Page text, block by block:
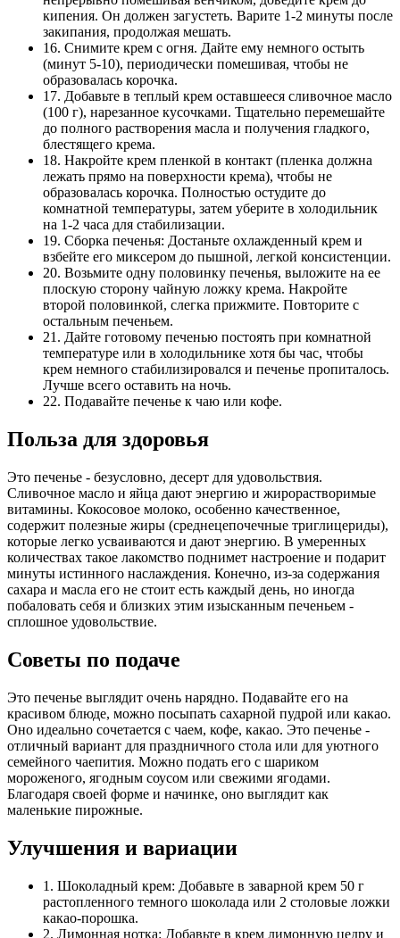
кипения. Он должен загустеть. Варите 1-2 минуты после
закипания, продолжая мешать.
16. Снимите крем с огня. Дайте ему немного остыть
(минут 5-10), периодически помешивая, чтобы не
образовалась корочка.
17. Добавьте в теплый крем оставшееся сливочное масло
(100 г), нарезанное кусочками. Тщательно перемешайте
до полного растворения масла и получения гладкого,
блестящего крема.
18. Накройте крем пленкой в контакт (пленка должна
лежать прямо на поверхности крема), чтобы не
образовалась корочка. Полностью остудите до
комнатной температуры, затем уберите в холодильник
на 1-2 часа для стабилизации.
19. Сборка печенья: Достаньте охлажденный крем и
взбейте его миксером до пышной, легкой консистенции.
20. Возьмите одну половинку печенья, выложите на ее
плоскую сторону чайную ложку крема. Накройте
второй половинкой, слегка прижмите. Повторите с
остальным печеньем.
21. Дайте готовому печенью постоять при комнатной
температуре или в холодильнике хотя бы час, чтобы
крем немного стабилизировался и печенье пропиталось.
Лучше всего оставить на ночь.
22. Подавайте печенье к чаю или кофе.
Польза для здоровья
Это печенье - безусловно, десерт для удовольствия.
Сливочное масло и яйца дают энергию и жирорастворимые
витамины. Кокосовое молоко, особенно качественное,
содержит полезные жиры (среднецепочечные триглицериды),
которые легко усваиваются и дают энергию. В умеренных
количествах такое лакомство поднимет настроение и подарит
минуты истинного наслаждения. Конечно, из-за содержания
сахара и масла его не стоит есть каждый день, но иногда
побаловать себя и близких этим изысканным печеньем -
сплошное удовольствие.
Советы по подаче
Это печенье выглядит очень нарядно. Подавайте его на
красивом блюде, можно посыпать сахарной пудрой или какао.
Оно идеально сочетается с чаем, кофе, какао. Это печенье -
отличный вариант для праздничного стола или для уютного
семейного чаепития. Можно подать его с шариком
мороженого, ягодным соусом или свежими ягодами.
Благодаря своей форме и начинке, оно выглядит как
маленькие пирожные.
Улучшения и вариации
1. Шоколадный крем: Добавьте в заварной крем 50 г
растопленного темного шоколада или 2 столовые ложки
какао-порошка.
2. Лимонная нотка: Добавьте в крем лимонную цедру и